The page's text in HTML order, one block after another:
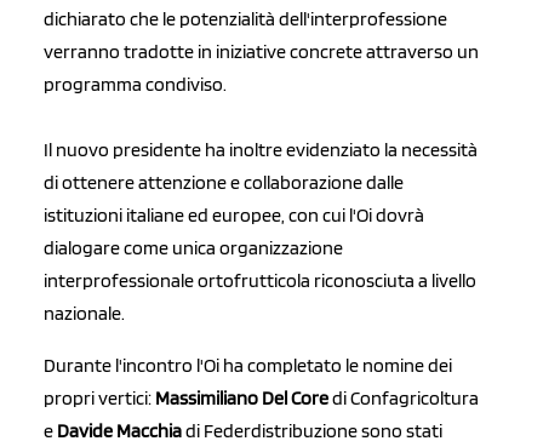
dichiarato che le potenzialità dell'interprofessione
verranno tradotte in iniziative concrete attraverso un
programma condiviso.
Il nuovo presidente ha inoltre evidenziato la necessità
di ottenere attenzione e collaborazione dalle
istituzioni italiane ed europee, con cui l'Oi dovrà
dialogare come unica organizzazione
interprofessionale ortofrutticola riconosciuta a livello
nazionale.
Durante l'incontro l'Oi ha completato le nomine dei
propri vertici: Massimiliano Del Coredi Confagricoltura
e Davide Macchiadi Federdistribuzione sono stati